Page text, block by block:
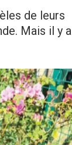
de leurs
Mais il y a